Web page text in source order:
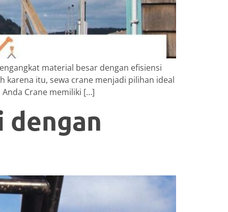
material besar dengan efisiensi
karena itu, sewa crane menjadi pilihan ideal
Crane memiliki […]
dengan